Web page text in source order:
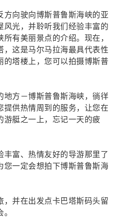
方向驶向博斯普鲁斯海峡的亚
风光，并聆听我们经验丰富的
有美丽景点的介绍。现在，
，这是马尔马拉海最具代表性
的塔楼上，您可以拍摄博斯普
地方－博斯普鲁斯海峡，徜徉
提供热情周到的服务，让您在
游艇之一上，忘记一天的疲
丰富、热情友好的导游那里了
您一定会想拍下博斯普鲁斯海
，并在出发点卡巴塔斯码头留